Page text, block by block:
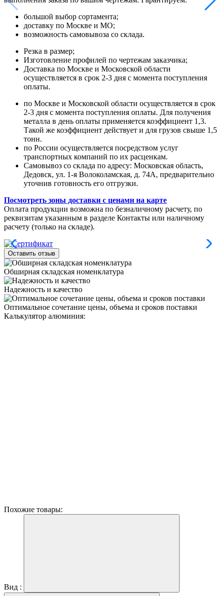
большой выбор сортамента;
доставку по Москве и МО;
возможность самовывоза со склада.
Резка в размер;
Изготовление профилей по чертежам заказчика;
Доставка по Москве и Московской области
осуществляется в срок 2-3 дня с момента поступления
оплаты.
по Москве и Московской области осуществляется в срок
2-3 дня с момента поступления оплаты. Для получения
металла в день оплаты применяется коэффициент 1,3.
Такой же коэффициент действует и для грузов свыше 1,5
тонн.
по России осуществляется посредством услуг
транспортных компаний по их расценкам.
Самовывоз со склада по адресу: Московская область,
Дедовск, ул. 1-я Волоколамская, д. 74А, предварительно
уточнив готовность его отгрузки.
Посмотреть зоны доставки с ценами на карте
Оплата продукции возможна по безналичному расчету, по
реквизитам указанным в разделе Контакты или наличному
расчету (только на складе).
Оставить отзыв
Обширная складская номенклатура
Надежность и качество
Оптимальное сочетание цены, объема и сроков поставки
Калькулятор алюминия:
Похожие товары:
Вид :